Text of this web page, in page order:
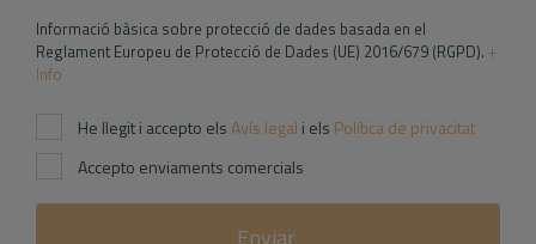
Informació bàsica sobre protecció de dades basada en el
Reglament Europeu de Protecció de Dades (UE) 2016/679 (RGPD). +
Info
He llegit i accepto elsAvís legal i els Política de privacitat
Accepto enviaments comercials
Enviar